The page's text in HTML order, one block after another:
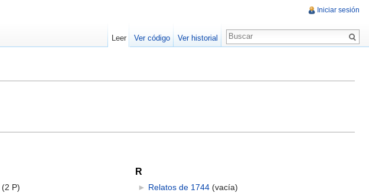
(2 P)
R
► Relatos de 1744‎ (vacía)
Iniciar sesión
Leer Ver código Ver historial